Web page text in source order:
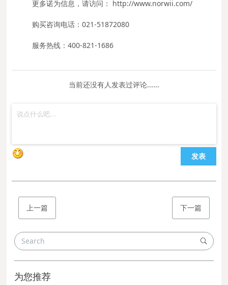
更多诺为信息，请访问： http://www.norwii.com/
购买咨询电话：021-51872080
服务热线：400-821-1686
当前还没有人发表过评论......
发表
上一篇 下一篇
为您推荐